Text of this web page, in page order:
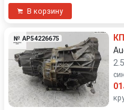
В корзину
№ AP54226675